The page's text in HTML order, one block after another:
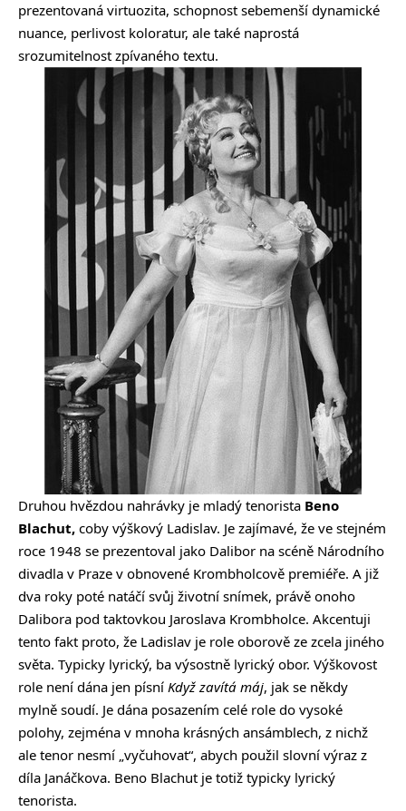
prezentovaná virtuozita, schopnost sebemenší dynamické
nuance, perlivost koloratur, ale také naprostá
srozumitelnost zpívaného textu.
Druhou hvězdou nahrávky je mladý tenorista Beno
Blachut, coby výškový Ladislav. Je zajímavé, že ve stejném
roce 1948 se prezentoval jako Dalibor na scéně Národního
divadla v Praze v obnovené Krombholcově premiéře. A již
dva roky poté natáčí svůj životní snímek, právě onoho
Dalibora pod taktovkou Jaroslava Krombholce. Akcentuji
tento fakt proto, že Ladislav je role oborově ze zcela jiného
světa. Typicky lyrický, ba výsostně lyrický obor. Výškovost
role není dána jen písní Když zavítá máj, jak se někdy
mylně soudí. Je dána posazením celé role do vysoké
polohy, zejména v mnoha krásných ansámblech, z nichž
ale tenor nesmí „vyčuhovat“, abych použil slovní výraz z
díla Janáčkova. Beno Blachut je totiž typicky lyrický
tenorista.